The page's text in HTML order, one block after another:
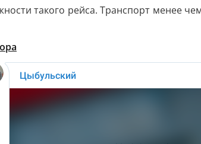
такого рейса. Транспорт менее